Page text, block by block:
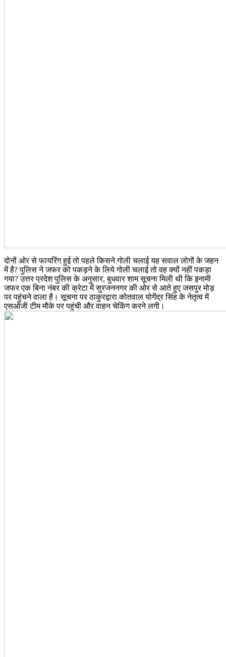
दोनों ओर से फायरिंग हुई तो पहले किसने गोली चलाई यह सवाल लोगों के जहन
में है? पुलिस ने जफर को पकड़ने के लिये गोली चलाई तो वह क्यों नहीं पकड़ा
गया? उत्तर प्रदेश पुलिस के अनुसार, बुधवार शाम सूचना मिली थी कि इनामी
जफर एक बिना नंबर की क्रेटा में सुरजननगर की ओर से आते हुए जसपुर मोड़
पर पहुंचने वाला है। सूचना पर ठाकुरद्वारा कोतवाल योगेंद्र सिंह के नेतृत्व में
एसओजी टीम मौके पर पहुंची और वाहन चेकिंग करने लगी।